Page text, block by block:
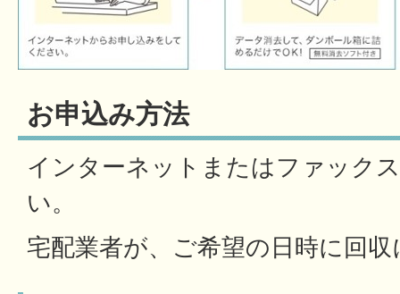
お申込み方法
インターネットまたはファック
い。
宅配業者が、ご希望の日時に回